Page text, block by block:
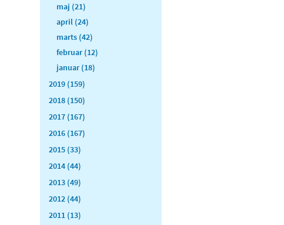
maj (21)
april (24)
marts (42)
februar (12)
januar (18)
2019 (159)
2018 (150)
2017 (167)
2016 (167)
2015 (33)
2014 (44)
2013 (49)
2012 (44)
2011 (13)